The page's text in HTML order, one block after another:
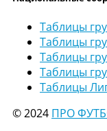
Таблицы
Таблицы
Таблицы
Таблицы
Таблицы
© 2024 ПРО